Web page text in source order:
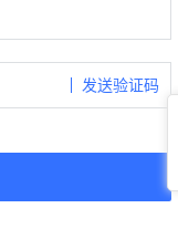
发送验证码